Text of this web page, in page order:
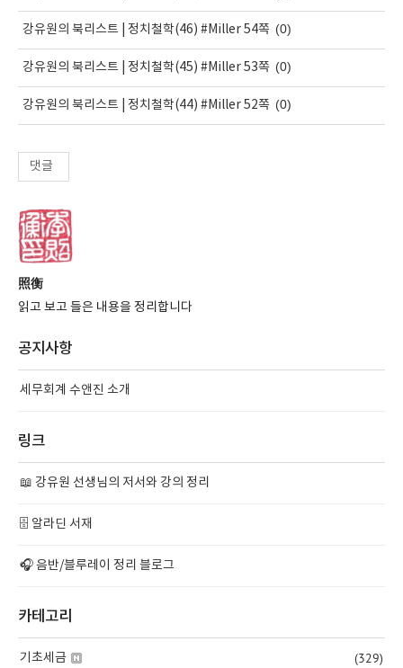
강유원의 북리스트 | 정치철학(46) #Miller 54쪽 (0)
강유원의 북리스트 | 정치철학(45) #Miller 53쪽 (0)
강유원의 북리스트 | 정치철학(44) #Miller 52쪽 (0)
댓글
照衡
읽고 보고 들은 내용을 정리합니다
공지사항
세무회계 수앤진 소개
링크
📖 강유원 선생님의 저서와 강의 정리
🗄️ 알라딘 서재
🎧 음반/블루레이 정리 블로그
카테고리
기초세금 (329)